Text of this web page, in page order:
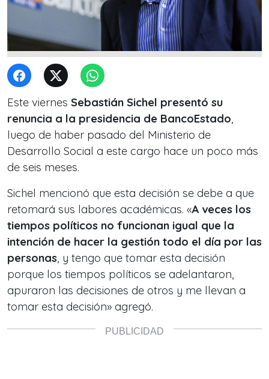
Este viernes Sebastián Sichel presentó su
renuncia a la presidencia de BancoEstado,
luego de haber pasado del Ministerio de
Desarrollo Social a este cargo hace un poco más
de seis meses.
Sichel mencionó que esta decisión se debe a que
retomará sus labores académicas. «A veces los
tiempos políticos no funcionan igual que la
intención de hacer la gestión todo el día por las
personas, y tengo que tomar esta decisión
porque los tiempos políticos se adelantaron,
apuraron las decisiones de otros y me llevan a
tomar esta decisión» agregó.